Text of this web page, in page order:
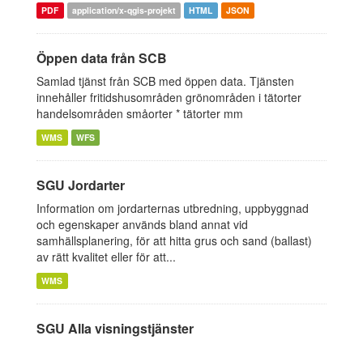
PDF application/x-qgis-projekt HTML JSON
Öppen data från SCB
Samlad tjänst från SCB med öppen data. Tjänsten
innehåller fritidshusområden grönområden i tätorter
handelsområden småorter * tätorter mm
WMS WFS
SGU Jordarter
Information om jordarternas utbredning, uppbyggnad
och egenskaper används bland annat vid
samhällsplanering, för att hitta grus och sand (ballast)
av rätt kvalitet eller för att...
WMS
SGU Alla visningstjänster